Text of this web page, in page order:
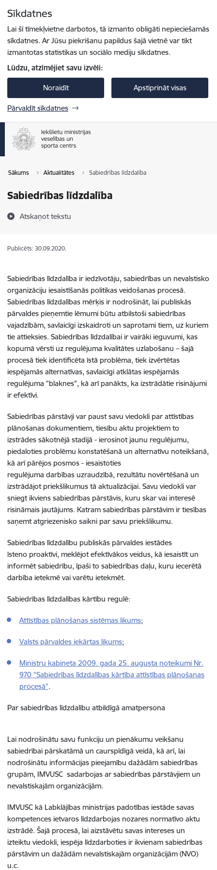
Sīkdatnes
Lai šī tīmekļvietne darbotos, tā izmanto obligāti nepieciešamās
sīkdatnes. Ar Jūsu piekrišanu papildus šajā vietnē var tikt
izmantotas statistikas un sociālo mediju sīkdatnes.
Lūdzu, atzīmējiet savu izvēli:
Noraidīt Apstiprināt visas
Pārvaldīt sīkdatnes
Sākums Aktualitātes Sabiedrības līdzdalība
Sabiedrības līdzdalība
Atskaņot tekstu
Publicēts: 30.09.2020.
Sabiedrības līdzdalība ir iedzīvotāju, sabiedrības un nevalstisko
organizāciju iesaistīšanās politikas veidošanas procesā.
Sabiedrības līdzdalības mērķis ir nodrošināt, lai publiskās
pārvaldes pieņemtie lēmumi būtu atbilstoši sabiedrības
vajadzībām, savlaicīgi izskaidroti un saprotami tiem, uz kuriem
tie attieksies. Sabiedrības līdzdalībai ir vairāki ieguvumi, kas
kopumā vērsti uz regulējuma kvalitātes uzlabošanu – šajā
procesā tiek identificēta īstā problēma, tiek izvērtētas
iespējamās alternatīvas, savlaicīgi atklātas iespējamās
regulējuma "blaknes", kā arī panākts, ka izstrādātie risinājumi
ir efektīvi.
Sabiedrības pārstāvji var paust savu viedokli par attīstības
plānošanas dokumentiem, tiesību aktu projektiem to
izstrādes sākotnējā stadijā - ierosinot jaunu regulējumu,
piedaloties problēmu konstatēšanā un alternatīvu noteikšanā,
kā arī pārējos posmos - iesaistoties
regulējuma darbības uzraudzībā, rezultātu novērtēšanā un
izstrādājot priekšlikumus tā aktualizācijai. Savu viedokli var
sniegt ikviens sabiedrības pārstāvis, kuru skar vai interesē
risināmais jautājums. Katram sabiedrības pārstāvim ir tiesības
saņemt atgriezenisko saikni par savu priekšlikumu.
Sabiedrības līdzdalību publiskās pārvaldes iestādes
īsteno proaktīvi, meklējot efektīvākos veidus, kā iesaistīt un
informēt sabiedrību, īpaši to sabiedrības daļu, kuru iecerētā
darbība ietekmē vai varētu ietekmēt.
Sabiedrības līdzdalības kārtību regulē:
Attīstības plānošanas sistēmas likums;
Valsts pārvaldes iekārtas likums;
Ministru kabineta 2009. gada 25. augusta noteikumi Nr.
970 "Sabiedrības līdzdalības kārtība attīstības plānošanas
procesā".
Par sabiedrības līdzdalību atbildīgā amatpersona
Lai nodrošinātu savu funkciju un pienākumu veikšanu
sabiedrībai pārskatāmā un caurspīdīgā veidā, kā arī, lai
nodrošinātu informācijas pieejamību dažādām sabiedrības
grupām, IMVUSC sadarbojas ar sabiedrības pārstāvjiem un
nevalstiskajām organizācijām.
IMVUSC kā Labklājības ministrijas padotības iestāde savas
kompetences ietvaros līdzdarbojas nozares normatīvo aktu
izstrādē. Šajā procesā, lai aizstāvētu savas intereses un
izteiktu viedokli, iespēja līdzdarboties ir ikvienam sabiedrības
pārstāvim un dažādām nevalstiskajām organizācijām (NVO)
u.c.